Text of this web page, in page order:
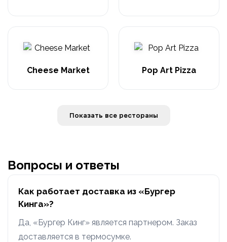
Cheese Market Pop Art Pizza
Показать все рестораны
Вопросы и ответы
Как работает доставка из «Бургер
Кинга»?
Да, «Бургер Кинг» является партнером. Заказ
доставляется в термосумке.